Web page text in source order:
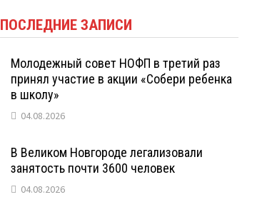
ПОСЛЕДНИЕ ЗАПИСИ
Молодежный совет НОФП в третий раз
принял участие в акции «Собери ребенка
в школу»
04.08.2026
В Великом Новгороде легализовали
занятость почти 3600 человек
04.08.2026